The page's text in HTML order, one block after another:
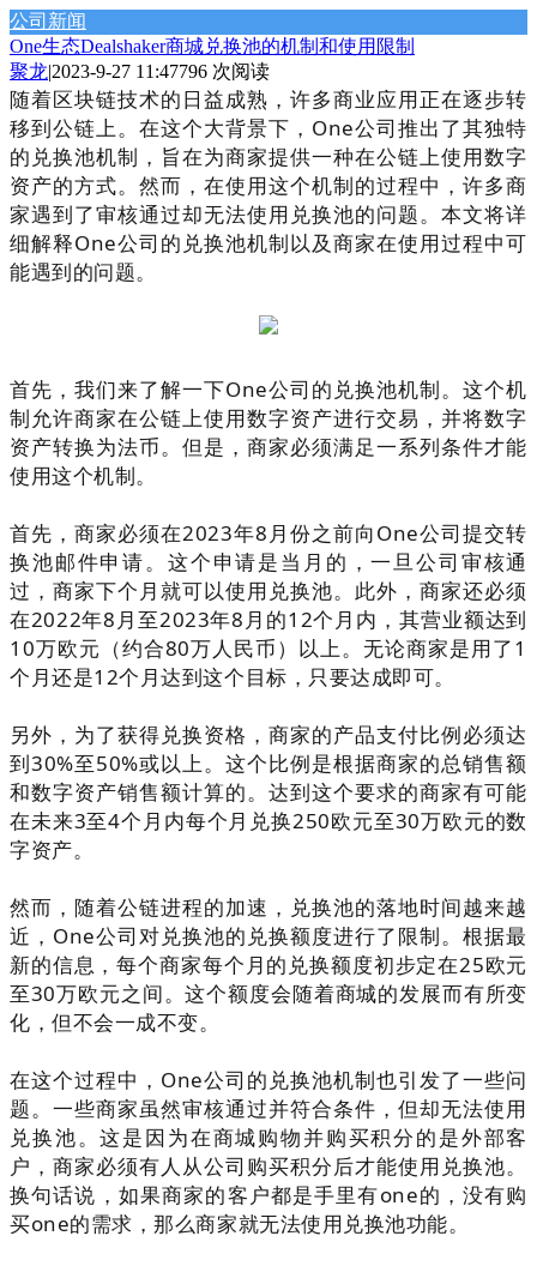
公司新闻
One生态Dealshaker商城兑换池的机制和使用限制
聚龙|2023-9-27 11:47796 次阅读
随着区块链技术的日益成熟，许多商业应用正在逐步转
移到公链上。在这个大背景下，One公司推出了其独特
的兑换池机制，旨在为商家提供一种在公链上使用数字
资产的方式。然而，在使用这个机制的过程中，许多商
家遇到了审核通过却无法使用兑换池的问题。本文将详
细解释One公司的兑换池机制以及商家在使用过程中可
能遇到的问题。
首先，我们来了解一下One公司的兑换池机制。这个机
制允许商家在公链上使用数字资产进行交易，并将数字
资产转换为法币。但是，商家必须满足一系列条件才能
使用这个机制。
首先，商家必须在2023年8月份之前向One公司提交转
换池邮件申请。这个申请是当月的，一旦公司审核通
过，商家下个月就可以使用兑换池。此外，商家还必须
在2022年8月至2023年8月的12个月内，其营业额达到
10万欧元（约合80万人民币）以上。无论商家是用了1
个月还是12个月达到这个目标，只要达成即可。
另外，为了获得兑换资格，商家的产品支付比例必须达
到30%至50%或以上。这个比例是根据商家的总销售额
和数字资产销售额计算的。达到这个要求的商家有可能
在未来3至4个月内每个月兑换250欧元至30万欧元的数
字资产。
然而，随着公链进程的加速，兑换池的落地时间越来越
近，One公司对兑换池的兑换额度进行了限制。根据最
新的信息，每个商家每个月的兑换额度初步定在25欧元
至30万欧元之间。这个额度会随着商城的发展而有所变
化，但不会一成不变。
在这个过程中，One公司的兑换池机制也引发了一些问
题。一些商家虽然审核通过并符合条件，但却无法使用
兑换池。这是因为在商城购物并购买积分的是外部客
户，商家必须有人从公司购买积分后才能使用兑换池。
换句话说，如果商家的客户都是手里有one的，没有购
买one的需求，那么商家就无法使用兑换池功能。